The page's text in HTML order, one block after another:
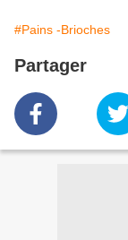
#Pains -Brioches
Partager